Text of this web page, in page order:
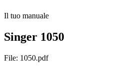
Il tuo manuale
Singer 1050
File: 1050.pdf